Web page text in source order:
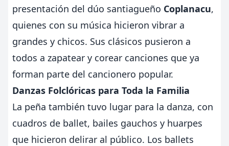
presentación del dúo santiagueño Coplanacu,
quienes con su música hicieron vibrar a
grandes y chicos. Sus clásicos pusieron a
todos a zapatear y corear canciones que ya
forman parte del cancionero popular.
Danzas Folclóricas para Toda la Familia
La peña también tuvo lugar para la danza, con
cuadros de ballet, bailes gauchos y huarpes
que hicieron delirar al público. Los ballets